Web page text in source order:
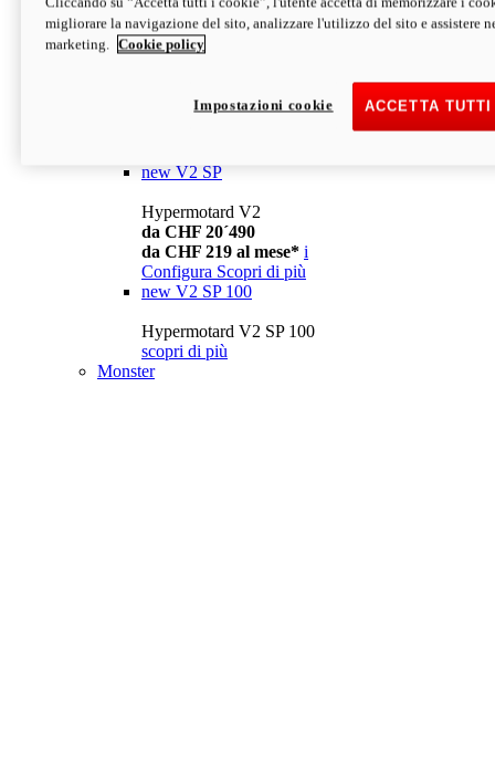
da CHF 13´990
Configura Scopri di più
newV2
da CHF 15´990
new V2 SP
Hypermotard V2
da CHF 20´490
da CHF 219 al mese* i
Configura Scopri di più
new V2 SP 100
Hypermotard V2 SP 100
scopri di più
Monster
migliorare la navigazione del sito, analizzare l'utilizzo del sito e assistere
marketing.
Cookie policy
ACCETTA
Impostazioni cookie